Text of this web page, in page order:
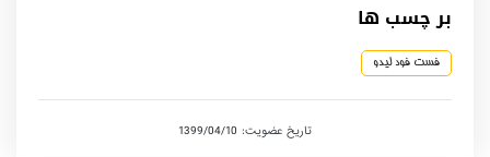
بر چسب ها
فست فود لیدو
تاریخ عضویت: 1399/04/10